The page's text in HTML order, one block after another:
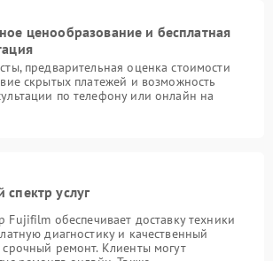
ценообразование и бесплатная
предварительная оценка стоимости
скрытых платежей и возможность
по телефону или онлайн на
услуг
Fujifilm обеспечивает доставку техники
диагностику и качественный
ремонт. Клиенты могут